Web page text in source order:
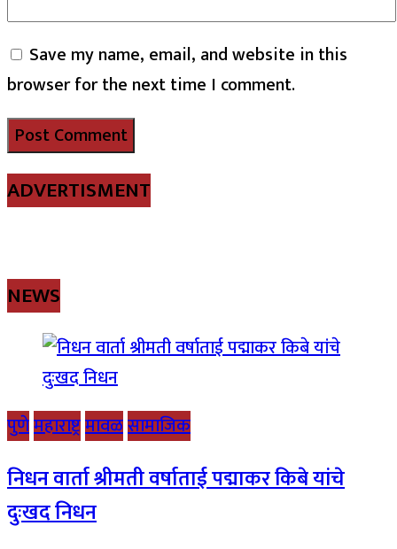
Save my name, email, and website in this
browser for the next time I comment.
ADVERTISMENT
NEWS
पुणेमहाराष्ट्रमावळसामाजिक
निधन वार्ता श्रीमती वर्षाताई पद्माकर किबे यांचे
दुःखद निधन